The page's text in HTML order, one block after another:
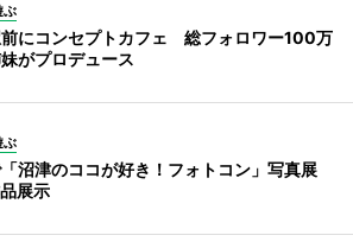
ぶ
にコンセプトカフェ 総フォロワー100万
がプロデュース
ぶ
沼津のココが好き！フォトコン」写真展
展示